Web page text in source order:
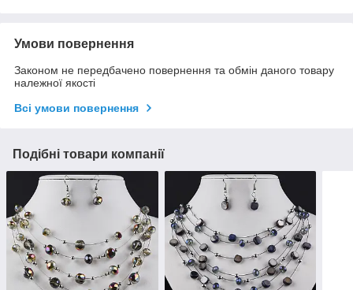
Умови повернення
Законом не передбачено повернення та обмін даного товару
належної якості
Всі умови повернення
Подібні товари компанії